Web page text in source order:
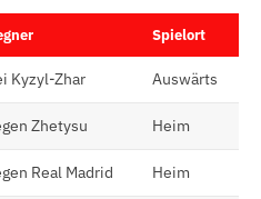
Spielort
Kyzyl-Zhar Auswärts
Zhetysu Heim
Real Madrid Heim